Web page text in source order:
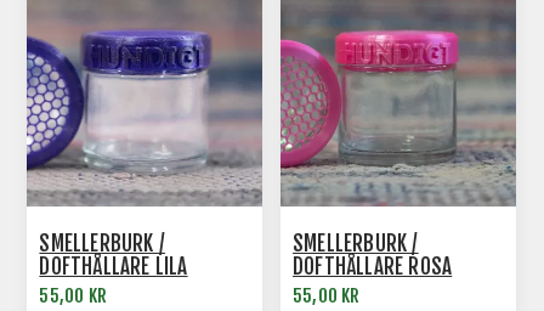
SMELLERBURK /
DOFTHÅLLARE LILA
55,00 KR
SMELLERBURK /
DOFTHÅLLARE ROSA
55,00 KR